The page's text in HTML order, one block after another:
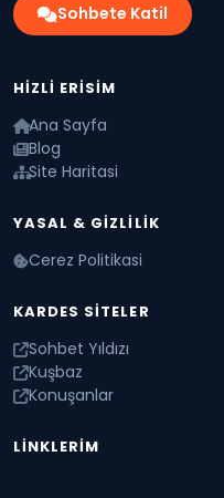
Sohbete Katil
HIZLI ERISIM
Ana Sayfa
Blog
Site Haritasi
YASAL & GIZLILIK
Cerez Politikasi
KARDES SITELER
Sohbet Yıldızı
Kuşbaz
Konuşanlar
LINKLERIM